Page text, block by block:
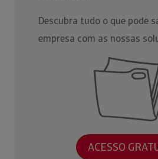
Descubra tudo o que pode
empresa com as nossas
ACESSO